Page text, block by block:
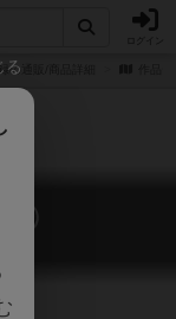
の通販/商品詳細
）
る